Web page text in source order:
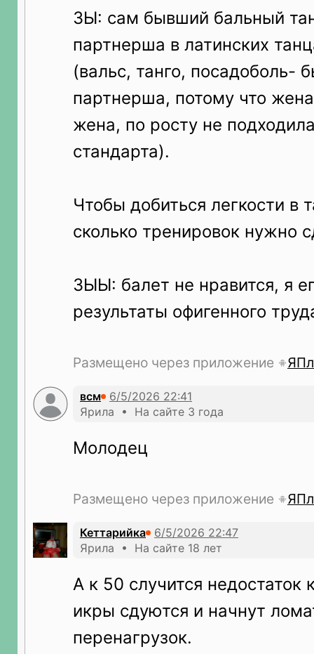
ЗЫ: сам бывший бальный
партнерша в латинских
(вальс, танго, посадоболь-
партнерша, потому что
жена, по росту не
стандарта).
Чтобы добиться легкости в
сколько тренировок нужно
ЗЫЫ: балет не нравится, я
результаты офигенного
Размещено через приложение
всм
Ярила • На сайте 3 года
Молодец
Размещено через приложение
Кеттарийка
Ярила • На сайте 18 лет
А к 50 случится недостаток
икры сдуются и начнут
перенагрузок.